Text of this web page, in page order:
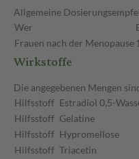
Allgemeine
Wer
Frauen nach der Menopause
Wirkstoffe
Die angegebenen Mengen
Hilfsstoff Estradiol 0,5-
Hilfsstoff Gelatine
Hilfsstoff Hypromellose
Hilfsstoff Triacetin